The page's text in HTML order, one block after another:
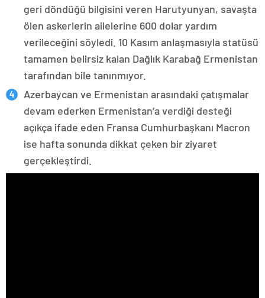
geri döndüğü bilgisini veren Harutyunyan, savaşta
ölen askerlerin ailelerine 600 dolar yardım
verileceğini söyledi. 10 Kasım anlaşmasıyla statüsü
tamamen belirsiz kalan Dağlık Karabağ Ermenistan
tarafından bile tanınmıyor.
Azerbaycan ve Ermenistan arasındaki çatışmalar
devam ederken Ermenistan’a verdiği desteği
açıkça ifade eden Fransa Cumhurbaşkanı Macron
ise hafta sonunda dikkat çeken bir ziyaret
gerçekleştirdi.